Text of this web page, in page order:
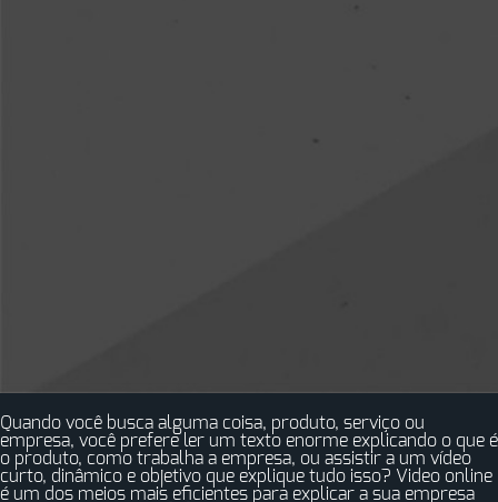
Quando você busca alguma coisa, produto, serviço ou
empresa, você prefere ler um texto enorme explicando o que é
o produto, como trabalha a empresa, ou assistir a um vídeo
curto, dinâmico e objetivo que explique tudo isso? Video online
é um dos meios mais eficientes para explicar a sua empresa